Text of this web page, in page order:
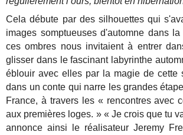
Cela débute par des silhouettes qui
images somptueuses d'automne dans
ces ombres nous invitaient à entrer
glisser dans le fascinant labyrinthe
éblouir avec elles par la magie de cette
dans un conte qui narre les grandes
France, à travers les « rencontres avec
aux premières loges. » « Je crois que tu
annonce ainsi le réalisateur Jeremy